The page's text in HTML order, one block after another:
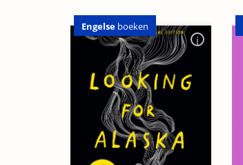
Engelse boeken